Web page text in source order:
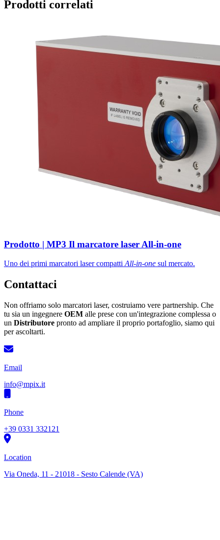
Prodotti correlati
Prodotto | MP3 Il marcatore laser All-in-one
Uno dei primi marcatori laser compatti All-in-one sul mercato.
Contattaci
Non offriamo solo marcatori laser, costruiamo vere partnership. Che
tu sia un ingegnere OEM alle prese con un'integrazione complessa o
un Distributore pronto ad ampliare il proprio portafoglio, siamo qui
per ascoltarti.
Email
info@mpix.it
Phone
+39 0331 332121
Location
Via Oneda, 11 - 21018 - Sesto Calende (VA)